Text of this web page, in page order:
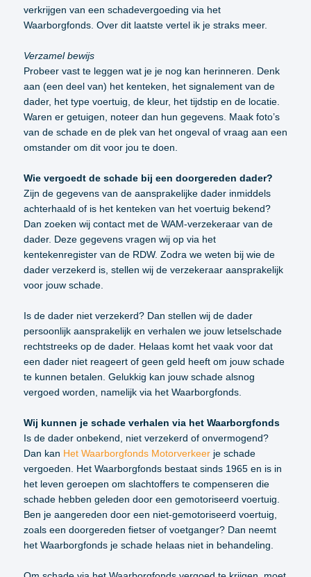
verkrijgen van een schadevergoeding via het
Waarborgfonds. Over dit laatste vertel ik je straks meer.
Verzamel bewijs
Probeer vast te leggen wat je je nog kan herinneren. Denk
aan (een deel van) het kenteken, het signalement van de
dader, het type voertuig, de kleur, het tijdstip en de locatie.
Waren er getuigen, noteer dan hun gegevens. Maak foto’s
van de schade en de plek van het ongeval of vraag aan een
omstander om dit voor jou te doen.
Wie vergoedt de schade bij een doorgereden dader?
Zijn de gegevens van de aansprakelijke dader inmiddels
achterhaald of is het kenteken van het voertuig bekend?
Dan zoeken wij contact met de WAM-verzekeraar van de
dader. Deze gegevens vragen wij op via het
kentekenregister van de RDW. Zodra we weten bij wie de
dader verzekerd is, stellen wij de verzekeraar aansprakelijk
voor jouw schade.
Is de dader niet verzekerd? Dan stellen wij de dader
persoonlijk aansprakelijk en verhalen we jouw letselschade
rechtstreeks op de dader. Helaas komt het vaak voor dat
een dader niet reageert of geen geld heeft om jouw schade
te kunnen betalen. Gelukkig kan jouw schade alsnog
vergoed worden, namelijk via het Waarborgfonds.
Wij kunnen je schade verhalen via het Waarborgfonds
Is de dader onbekend, niet verzekerd of onvermogend?
Dan kan Het Waarborgfonds Motorverkeerje schade
vergoeden. Het Waarborgfonds bestaat sinds 1965 en is in
het leven geroepen om slachtoffers te compenseren die
schade hebben geleden door een gemotoriseerd voertuig.
Ben je aangereden door een niet-gemotoriseerd voertuig,
zoals een doorgereden fietser of voetganger? Dan neemt
het Waarborgfonds je schade helaas niet in behandeling.